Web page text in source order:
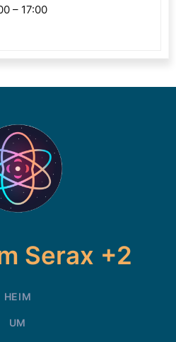
– 17:00
Serax +2
HEIM
UM